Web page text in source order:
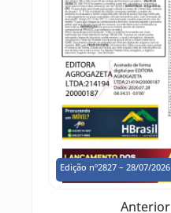
Edição nº2827 – 28/07/2026
Anterior